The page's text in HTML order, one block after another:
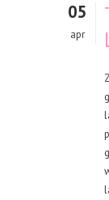
05
apr